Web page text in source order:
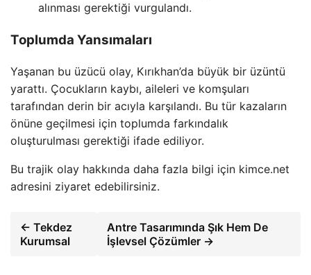
alınması gerektiği vurgulandı.
Toplumda Yansımaları
Yaşanan bu üzücü olay, Kırıkhan’da büyük bir üzüntü
yarattı. Çocukların kaybı, aileleri ve komşuları
tarafından derin bir acıyla karşılandı. Bu tür kazaların
önüne geçilmesi için toplumda farkındalık
oluşturulması gerektiği ifade ediliyor.
Bu trajik olay hakkında daha fazla bilgi için kimce.net
adresini ziyaret edebilirsiniz.
← Tekdez
Kurumsal
Antre Tasarımında Şık Hem De
İşlevsel Çözümler →